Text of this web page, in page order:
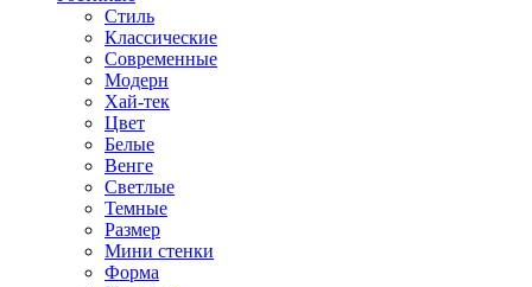
Стиль
Классические
Современные
Модерн
Хай-тек
Цвет
Белые
Венге
Светлые
Темные
Размер
Мини стенки
Форма